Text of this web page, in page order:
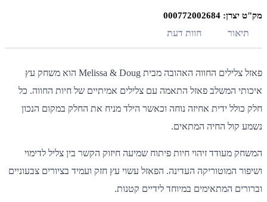
חוות דעת
פאזל צלילים החווה האהובה מבית Melissa & Doug הוא משחק עץ
המשלב פאזל התאמה עם צלילים אמיתיים של חיות החווה. כל
ידית אחיזה נוחה וכאשר הילד מניח את החלק במקום הנכון
החיה המתאים.
זיהוי חיות פיתוח שמיעה חיזוק הקשר בין צליל לדימוי
העדינה. הפאזל עשוי עץ חזק ועמיד בציורים צבעוניים
המתאימים במיוחד לידיים קטנות.